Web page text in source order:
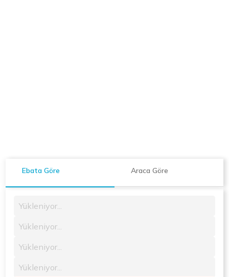
Ebata Göre Araca Göre
Yükleniyor...
Yükleniyor...
Yükleniyor...
Yükleniyor...